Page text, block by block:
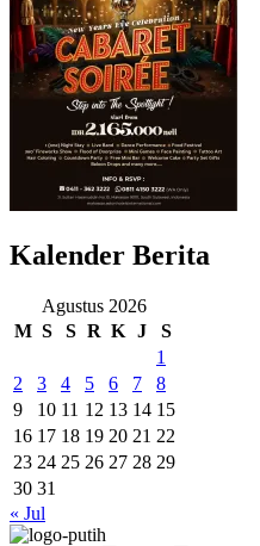
Kalender Berita
Agustus 2026
M S S R K J
S
1
2
3 4 5 6 7
8
9
10 11 12 13 14 15
16 17 18 19 20 21 22
23 24 25 26 27 28 29
30 31
« Jul